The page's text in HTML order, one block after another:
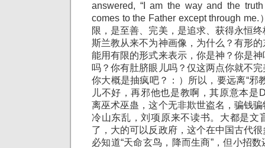
answered, “I am the way and the
comes to the Father except through
限，是至善、完美，是追求、获得永恒
斯兰教从来不为神画像，为什么？有形
能用有限的形式来表示，你是神？你是
吗？你有肚脐眼儿吗？仅这两点你就不
你大概是抽疯吧？：）所以，要远离“邪
儿不好，再邪他也是教啊，其原意本是
离巫术巫蛊，这个无非欺世盗名，骗钱
冷山东乱，刘项原来不读书。大都是文
了，大的可以反政府，这个在中国古代
必知道“天命玄鸟，降而生商”，但小招